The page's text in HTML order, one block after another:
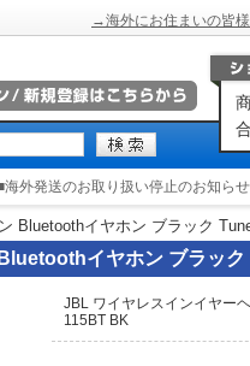
→海外にお住まいの皆
海外発送のお取り扱い停止のお知らせ
Bluetoothイヤホン ブラック
イヤホン ブラッ
JBL ワイヤレスインイヤー
115BT BK